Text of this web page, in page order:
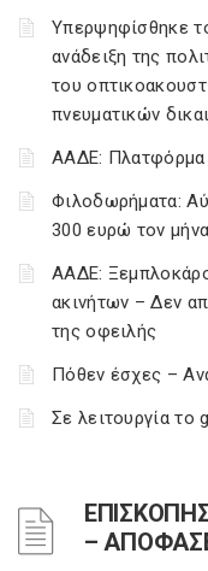
Υπερψηφίσθηκε
ανάδειξη της
του
πνευματικών
ΑΑΔΕ: Πλατφόρμα
Φιλοδωρήματα:
300 ευρώ τον
ΑΑΔΕ:
ακινήτων – Δεν
της οφειλής
Πόθεν έσχες –
Σε λειτουργία το
–